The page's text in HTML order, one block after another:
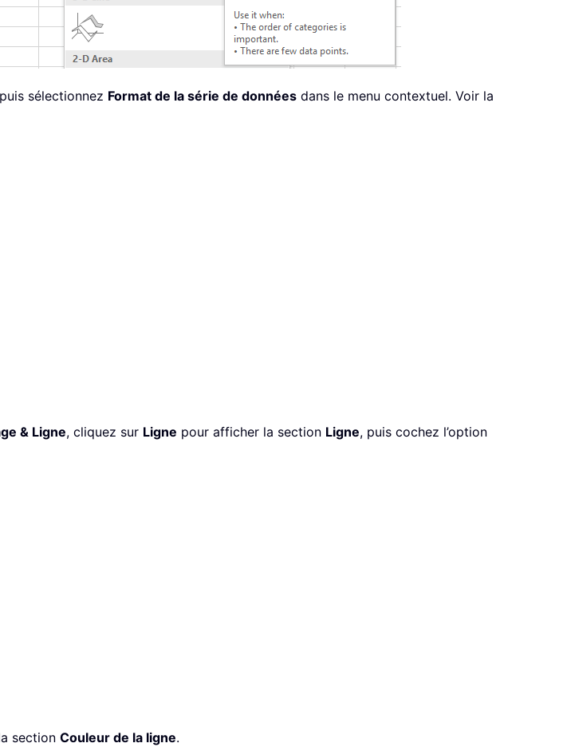
sélectionnez Format de la série de données dans le menu contextuel. Voir la
& Ligne, cliquez sur Ligne pour afficher la section Ligne, puis cochez l’option
section Couleur de la ligne.